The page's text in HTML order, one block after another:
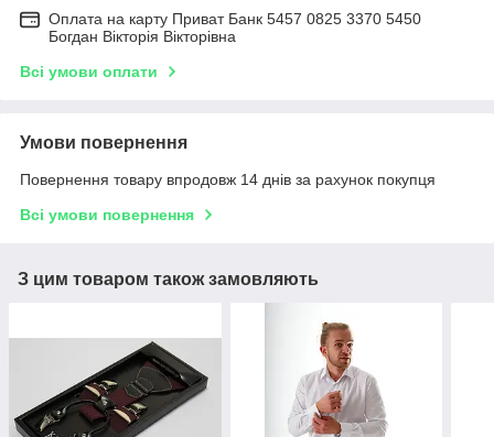
Оплата на карту Приват Банк 5457 0825 3370 5450
Богдан Вікторія Вікторівна
Всі умови оплати
Умови повернення
Повернення товару впродовж 14 днів за рахунок покупця
Всі умови повернення
З цим товаром також замовляють